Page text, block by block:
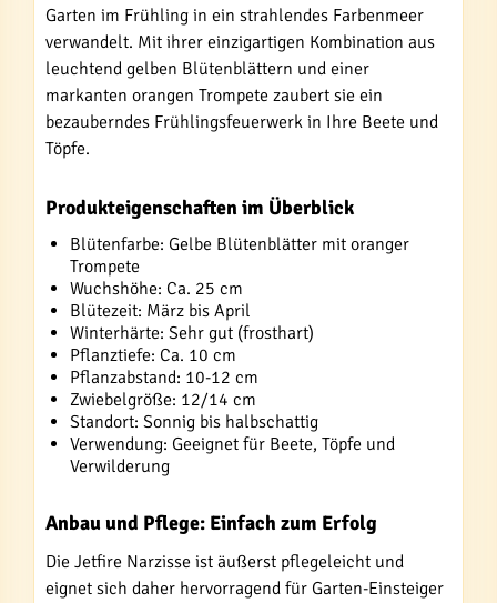
Garten im Frühling in ein strahlendes Farbenmeer
verwandelt. Mit ihrer einzigartigen Kombination aus
leuchtend gelben Blütenblättern und einer
markanten orangen Trompete zaubert sie ein
bezauberndes Frühlingsfeuerwerk in Ihre Beete und
Töpfe.
Produkteigenschaften im Überblick
Blütenfarbe: Gelbe Blütenblätter mit oranger
Trompete
Wuchshöhe: Ca. 25 cm
Blütezeit: März bis April
Winterhärte: Sehr gut (frosthart)
Pflanztiefe: Ca. 10 cm
Pflanzabstand: 10-12 cm
Zwiebelgröße: 12/14 cm
Standort: Sonnig bis halbschattig
Verwendung: Geeignet für Beete, Töpfe und
Verwilderung
Anbau und Pflege: Einfach zum Erfolg
Die Jetfire Narzisse ist äußerst pflegeleicht und
eignet sich daher hervorragend für Garten-Einsteiger